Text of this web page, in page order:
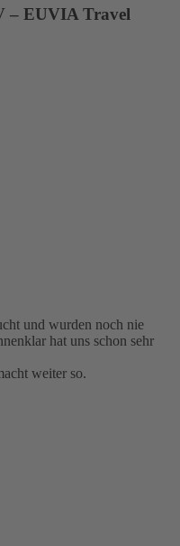
– EUVIA Travel
und wurden noch nie
hat uns schon sehr
weiter so.